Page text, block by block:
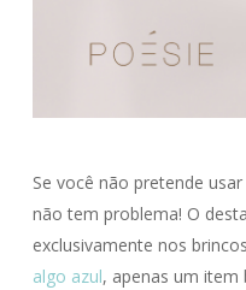
Se você não pretende
não tem problema! O
exclusivamente nos
algo azul, apenas um item